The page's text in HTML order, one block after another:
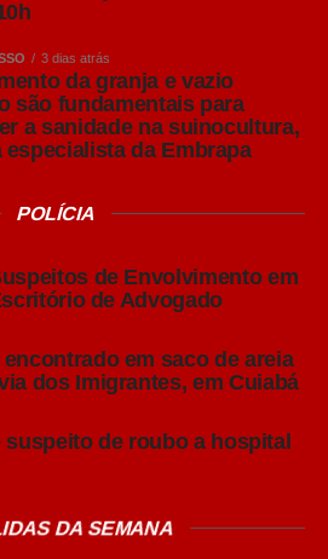
parte da atenção das pessoas
e acontecimentos políticos.
passam a disputar um
mesmo quando não estão
Produzir conteúdo relevante
perceber que os custos
de planejamento já terá
são tomadas antes que o
ao mesmo problema.
Este
3 dias atrás
da granja e vazio
são fundamentais para
a sanidade na suinocultura,
especialista da Embrapa
POLÍCIA
de Envolvimento em
de Advogado
em saco de areia
dos Imigrantes, em Cuiabá
de roubo a hospital
DA SEMANA